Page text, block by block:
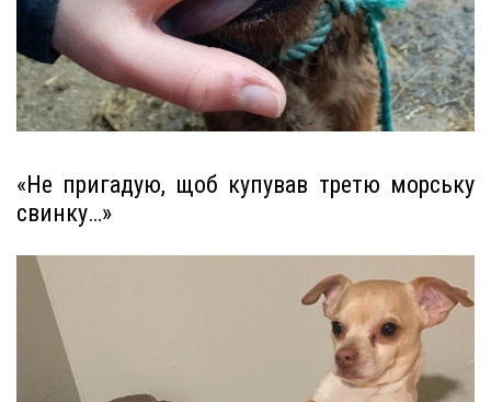
«Не пригадую, щоб купував третю морську
свинку…»